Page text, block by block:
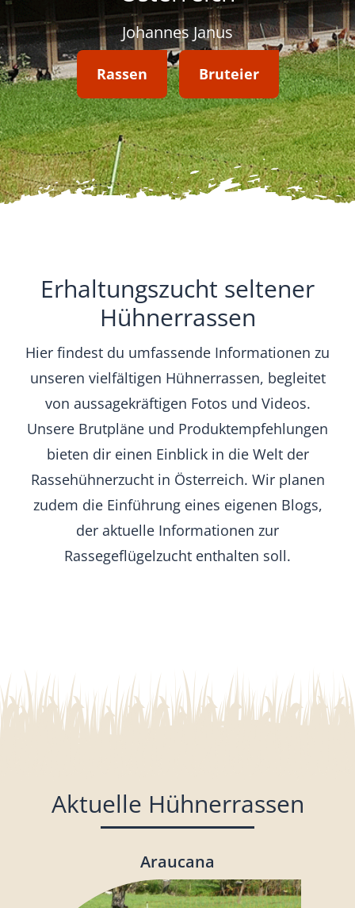
Sonstiges
Johannes Janus
Rassen Bruteier
Erhaltungszucht seltener
Hühnerrassen
Hier findest du umfassende Informationen zu
unseren vielfältigen Hühnerrassen, begleitet
von aussagekräftigen Fotos und Videos.
Unsere Brutpläne und Produktempfehlungen
bieten dir einen Einblick in die Welt der
Rassehühnerzucht in Österreich. Wir planen
zudem die Einführung eines eigenen Blogs,
der aktuelle Informationen zur
Rassegeflügelzucht enthalten soll.
Aktuelle Hühnerrassen
Araucana